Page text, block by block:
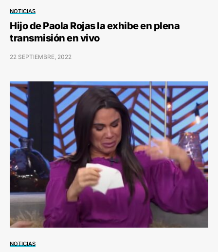
NOTICIAS
Hijo de Paola Rojas la exhibe en plena
transmisión en vivo
22 SEPTIEMBRE, 2022
NOTICIAS